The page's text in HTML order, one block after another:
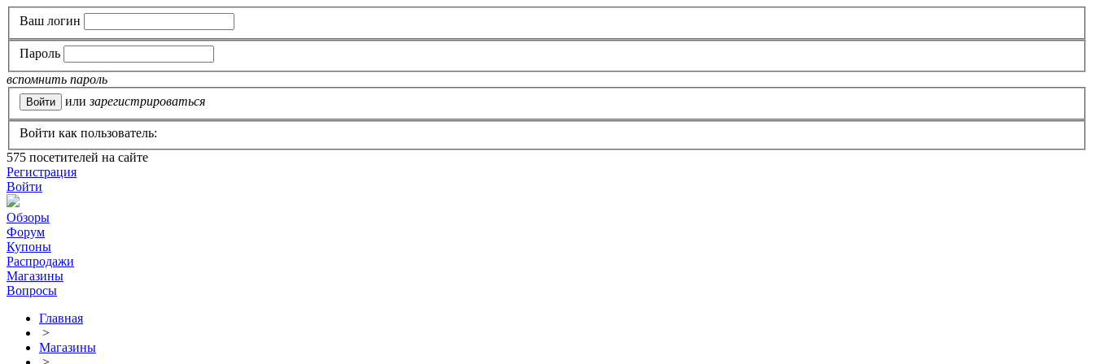
Ваш логин
Пароль
вспомнить пароль
или зарегистрироваться
Войти как пользователь:
575 посетителей на сайте
Регистрация
Войти
Обзоры
Форум
Купоны
Распродажи
Магазины
Вопросы
Главная
>
Магазины